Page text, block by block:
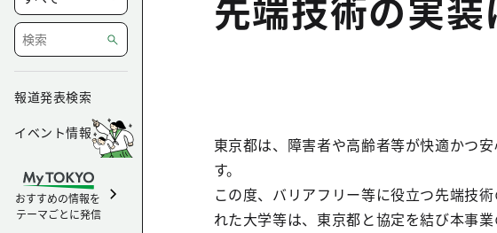
報道発表検索
イベント情報
おすすめの情報を
テーマごとに発信
東京都は、障害者や高齢者等が快適かつ
す。
この度、バリアフリー等に役立つ先端技
れた大学等は、東京都と協定を結び本事